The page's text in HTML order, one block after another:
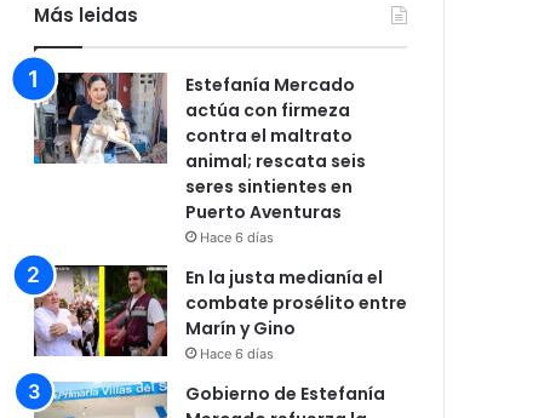
Más leidas
Estefanía Mercado
actúa con firmeza
contra el maltrato
animal; rescata seis
seres sintientes en
Puerto Aventuras
Hace 6 días
En la justa medianía el
combate prosélito entre
Marín y Gino
Hace 6 días
Gobierno de Estefanía